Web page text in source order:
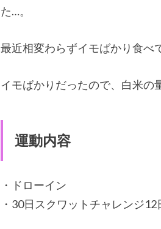
た…。
最近相変わらずイモばかり食べ
イモばかりだったので、白米の
運動内容
・ドローイン
・30日スクワットチャレンジ12